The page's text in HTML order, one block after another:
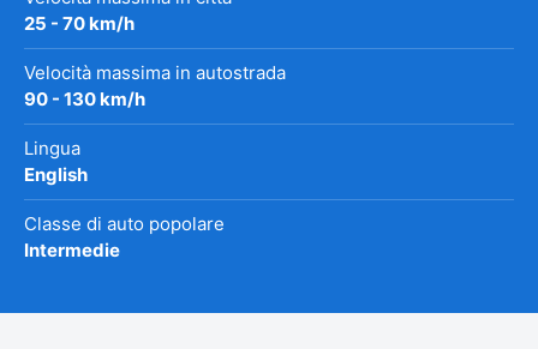
25 - 70 km/h
Velocità massima in autostrada
90 - 130 km/h
Lingua
English
Classe di auto popolare
Intermedie